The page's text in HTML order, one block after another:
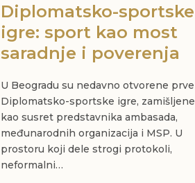
Diplomatsko-sportske
igre: sport kao most
saradnje i poverenja
U Beogradu su nedavno otvorene prve
Diplomatsko-sportske igre, zamišljene
kao susret predstavnika ambasada,
međunarodnih organizacija i MSP. U
prostoru koji dele strogi protokoli,
neformalni…